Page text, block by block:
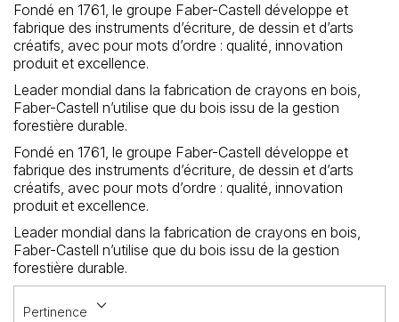
Papiers
Dessin & arts graphiques
Cartons mousse & plume
Loisirs Créatifs
Coffrets & cadeaux
Encadrement
Fondé en 1761, le groupe Faber-Castell développe et
fabrique des instruments d’écriture, de dessin et d’arts
créatifs, avec pour mots d’ordre : qualité, innovation
produit et excellence.
Leader mondial dans la fabrication de crayons en bois,
Faber-Castell n’utilise que du bois issu de la gestion
forestière durable.
Fondé en 1761, le groupe Faber-Castell développe et
fabrique des instruments d’écriture, de dessin et d’arts
créatifs, avec pour mots d’ordre : qualité, innovation
produit et excellence.
Leader mondial dans la fabrication de crayons en bois,
Faber-Castell n’utilise que du bois issu de la gestion
forestière durable.
Pertinence keyboard_arrow_down